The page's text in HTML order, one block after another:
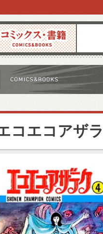
ックス 雑誌
コエコアザ